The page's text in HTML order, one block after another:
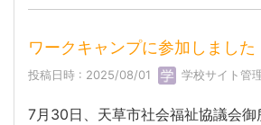
ワークキャンプに参加しました
投稿日時 : 2025/08/01 学校サイト管
7月30日、天草市社会福祉協議会